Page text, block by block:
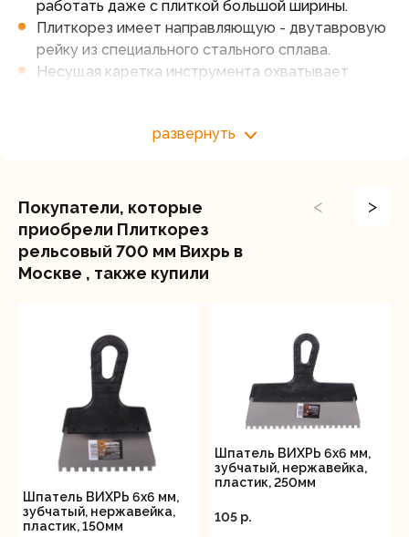
работать даже с плиткой большой ширины.
Плиткорез имеет направляющую - двутавровую
рейку из специального стального сплава.
Несущая каретка инструмента охватывает
обеспечивает плавность хода каретки.
результате достигается полное отсутствие
люфта между кареткой и рельсом и
максимальная устойчивость рукоятки при резке.
Специальный сплав и покрытие рейки
проскальзывания каретки при работе.
развернуть
Покупатели, которые
приобрели Плиткорез
рельсовый 700 мм Вихрь в
Москве , также купили
< >
Шпатель ВИХРЬ 6х6 мм,
зубчатый, нержавейка,
пластик, 150мм
Шпатель ВИХРЬ 6х6 мм,
зубчатый, нержавейка,
пластик, 250мм
105 p.